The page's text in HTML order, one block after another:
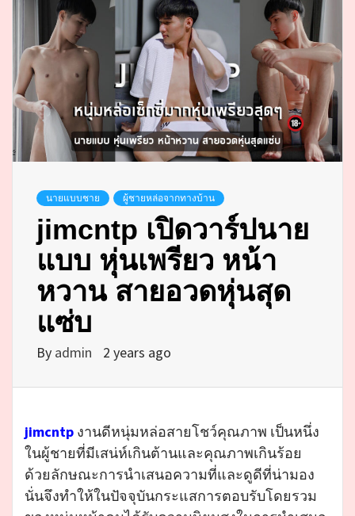
นายแบบชาย ผู้ชายหล่อจากทางบ้าน
jimcntp เปิดวาร์ปนาย
แบบ หุ่นเพรียว หน้า
หวาน สายอวดหุ่นสุด
แซ่บ
By admin 2 years ago
jimcntp งานดีหนุ่มหล่อสายโชว์คุณภาพ เป็นหนึ่ง
ในผู้ชายที่มีเสน่ห์เกินต้านและคุณภาพเกินร้อย
ด้วยลักษณะการนำเสนอความที่และดูดีที่น่ามอง
นั่นจึงทำให้ในปัจจุบันกระแสการตอบรับโดยรวม